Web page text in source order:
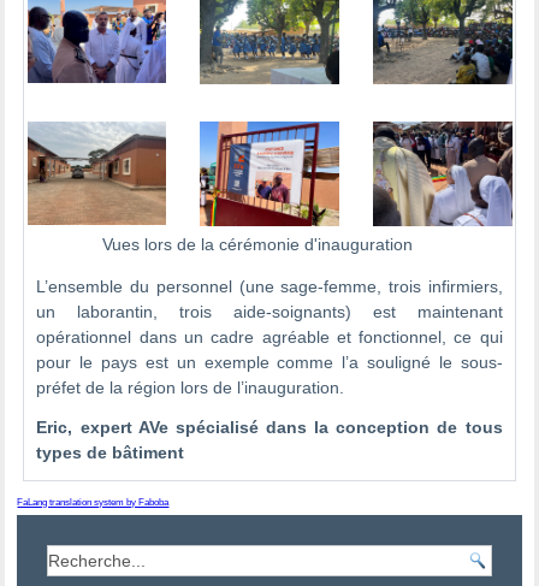
Vues lors de la cérémonie d'inauguration
L’ensemble du personnel (une sage-femme, trois infirmiers,
un laborantin, trois aide-soignants) est maintenant
opérationnel dans un cadre agréable et fonctionnel, ce qui
pour le pays est un exemple comme l’a souligné le sous-
préfet de la région lors de l’inauguration.
Eric, expert AVe spécialisé dans la conception de tous
types de bâtiment
FaLang translation system by Faboba